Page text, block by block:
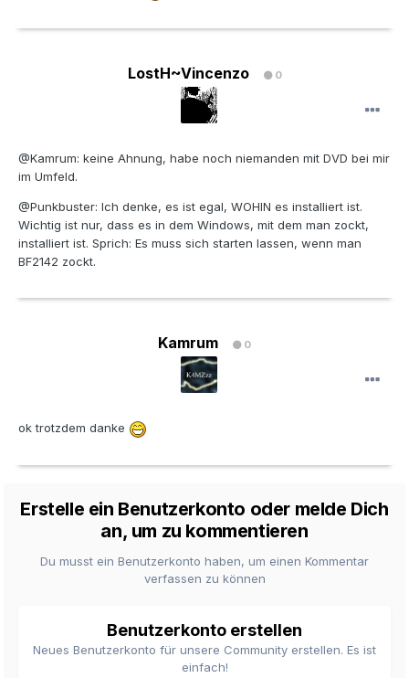
LostH~Vincenzo 0
@Kamrum: keine Ahnung, habe noch niemanden mit DVD bei mir
im Umfeld.
@Punkbuster: Ich denke, es ist egal, WOHIN es installiert ist.
Wichtig ist nur, dass es in dem Windows, mit dem man zockt,
installiert ist. Sprich: Es muss sich starten lassen, wenn man
BF2142 zockt.
Kamrum 0
ok trotzdem danke
Erstelle ein Benutzerkonto oder melde Dich
an, um zu kommentieren
Du musst ein Benutzerkonto haben, um einen Kommentar
verfassen zu können
Benutzerkonto erstellen
Neues Benutzerkonto für unsere Community erstellen. Es ist
einfach!